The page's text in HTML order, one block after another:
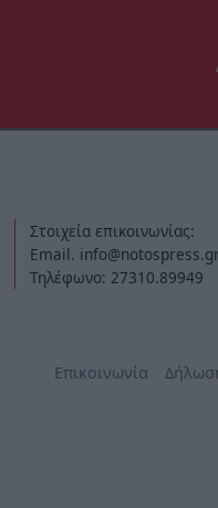
Στοιχεία επικοινωνίας:
Email. info@notospress.gr
Τηλέφωνο: 27310.89949
Επικοινωνία